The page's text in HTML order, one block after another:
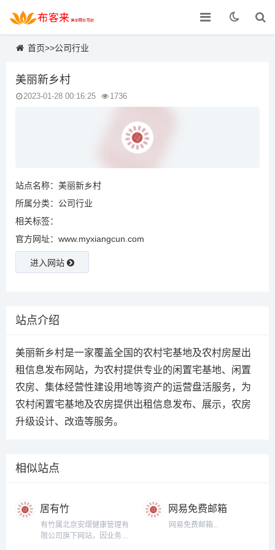
首页>>公司行业
美丽新乡村
2023-01-28 00:16:25 1736
站点名称：美丽新乡村
所属分类： 公司行业
相关标签：
官方网址：www.myxiangcun.com
进入网站
站点介绍
美丽新乡村是一家覆盖全国的农村宅基地及农村房屋出
租信息发布网站，为农村提供专业的闲置宅基地、闲置
农房、集体经营性建设用地等资产的运营盘活服务，为
农村闲置宅基地及农房提供出租信息发布、展示，农房
升级设计、改造等服务。
相似站点
居有竹
有竹属北京安熠健康管理有
限公司旗下网站，因业务发
网易免费邮箱
网易免费邮箱...